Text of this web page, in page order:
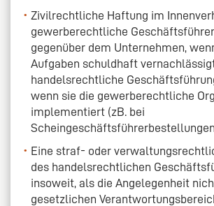
Zivilrechtliche Haftung im
gewerberechtliche
gegenüber dem Unternehmen,
Aufgaben schuldhaft
handelsrechtliche
wenn sie die gewerberechtliche
implementiert (zB. bei
Eine straf- oder
des handelsrechtlichen
insoweit, als die Angelegenheit
gesetzlichen